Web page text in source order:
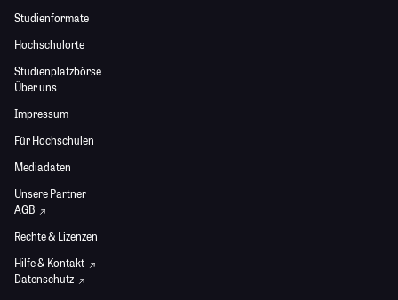
Studienformate
Hochschulorte
Studienplatzbörse
Über uns
Impressum
Für Hochschulen
Mediadaten
Unsere Partner
AGB
Rechte & Lizenzen
Hilfe & Kontakt
Datenschutz